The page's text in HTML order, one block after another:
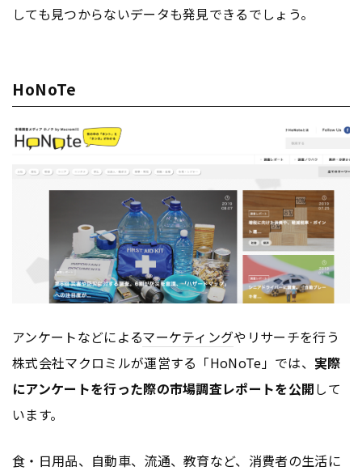
しても見つからないデータも発見できるでしょう。
HoNoTe
アンケートなどによるマーケティングやリサーチを行う
株式会社マクロミルが運営する「HoNoTe」では、 実際
にアンケートを行った際の市場調査レポートを公開して
います。
食・日用品、自動車、流通、教育など、消費者の生活に